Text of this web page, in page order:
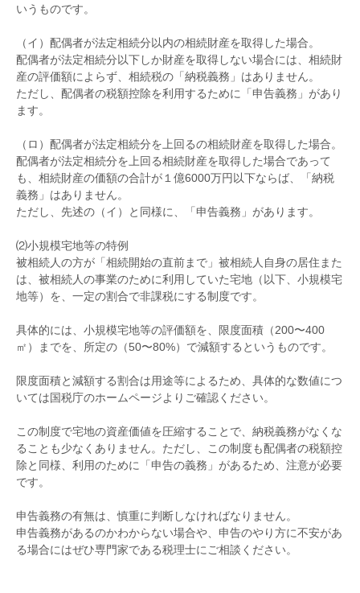
いうものです。
（イ）配偶者が法定相続分以内の相続財産を取得した場合。
配偶者が法定相続分以下しか財産を取得しない場合には、相続財
産の評価額によらず、相続税の「納税義務」はありません。
ただし、配偶者の税額控除を利用するために「申告義務」があり
ます。
（ロ）配偶者が法定相続分を上回るの相続財産を取得した場合。
配偶者が法定相続分を上回る相続財産を取得した場合であって
も、相続財産の価額の合計が１億6000万円以下ならば、「納税
義務」はありません。
ただし、先述の（イ）と同様に、「申告義務」があります。
⑵小規模宅地等の特例
被相続人の方が「相続開始の直前まで」被相続人自身の居住また
は、被相続人の事業のために利用していた宅地（以下、小規模宅
地等）を、一定の割合で非課税にする制度です。
具体的には、小規模宅地等の評価額を、限度面積（200〜400
㎡）までを、所定の（50〜80%）で減額するというものです。
限度面積と減額する割合は用途等によるため、具体的な数値につ
いては国税庁のホームページよりご確認ください。
この制度で宅地の資産価値を圧縮することで、納税義務がなくな
ることも少なくありません。ただし、この制度も配偶者の税額控
除と同様、利用のために「申告の義務」があるため、注意が必要
です。
申告義務の有無は、慎重に判断しなければなりません。
申告義務があるのかわからない場合や、申告のやり方に不安があ
る場合にはぜひ専門家である税理士にご相談ください。